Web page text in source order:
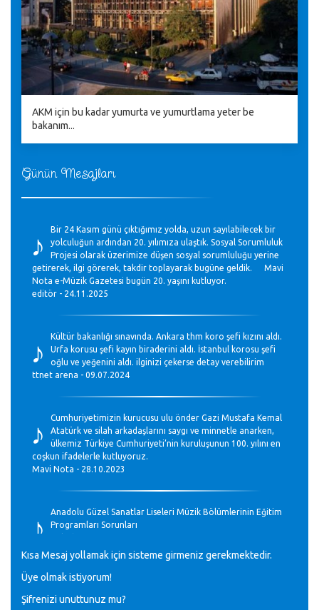
Günün Mesajları
♪
Bir 24 Kasım günü çıktığımız yolda, uzun sayılabilecek bir
yolculuğun ardından 20. yılımıza ulaştık. Sosyal Sorumluluk
Projesi olarak üzerimize düşen sosyal sorumluluğu yerine
getirerek, ilgi görerek, takdir toplayarak bugüne geldik. Mavi
Nota e-Müzik Gazetesi bugün 20. yaşını kutluyor.
editör - 24.11.2025
♪
Kültür bakanlığı sınavında. Ankara thm koro şefi kızını aldı.
Urfa korusu şefi kayın biraderini aldı. İstanbul korosu şefi
oğlu ve yeğenini aldı. ilginizi çekerse detay verebilirim
ttnet arena - 09.07.2024
♪
Cumhuriyetimizin kurucusu ulu önder Gazi Mustafa Kemal
Atatürk ve silah arkadaşlarını saygı ve minnetle anarken,
ülkemiz Türkiye Cumhuriyeti’nin kuruluşunun 100. yılını en
coşkun ifadelerle kutluyoruz.
Mavi Nota - 28.10.2023
♪
Anadolu Güzel Sanatlar Liseleri Müzik Bölümlerinin Eğitim
Programları Sorunları
♪
GEÇMİŞ OLSUN TÜRKİYE!
Mavi Nota - 07.02.2023
Kısa Mesaj yollamak için sisteme girmeniz gerekmektedir.
Üye olmak istiyorum!
Şifrenizi unuttunuz mu?
AKM için bu kadar yumurta ve yumurtlama yeter be
bakanım...